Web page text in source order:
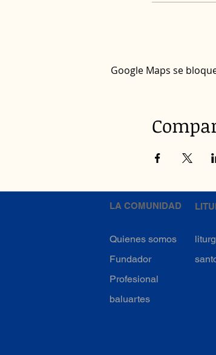
Google Maps se
LA COMUNIDAD
Quienes somos
Fundador
Profesional
baluartes